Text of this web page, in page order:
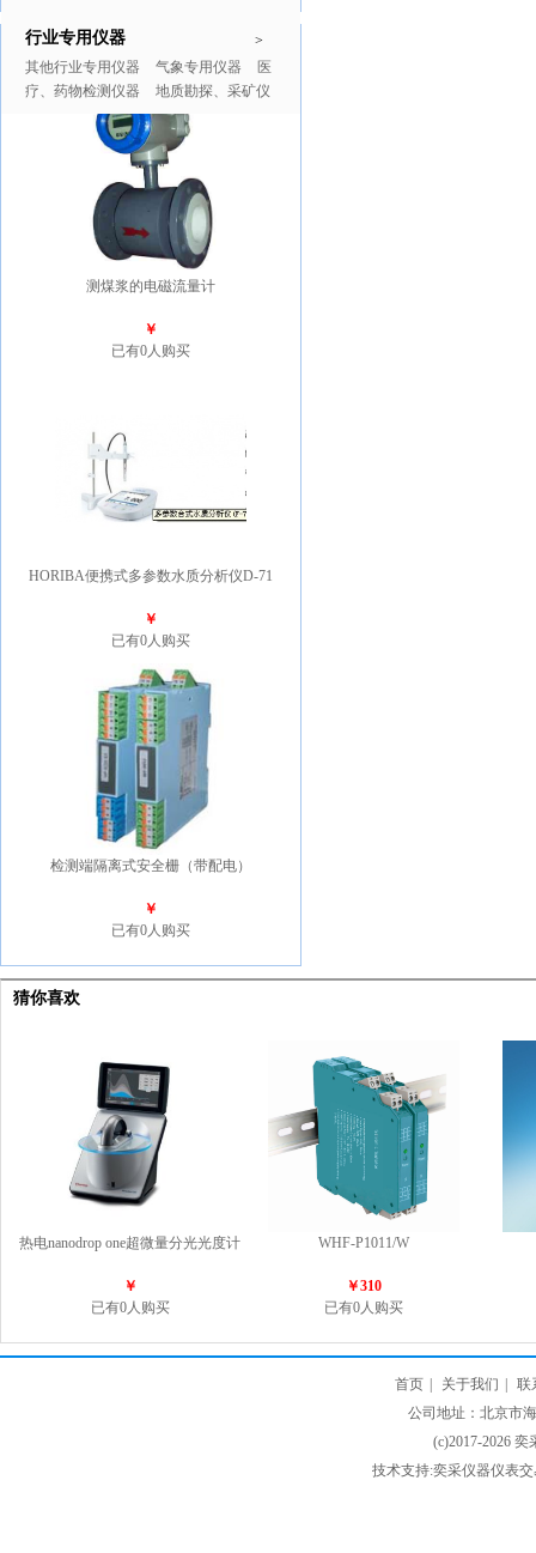
>
行业专用仪器
其他行业专用仪器 气象专用仪器
医
疗、药物检测仪器
地质勘探、采矿仪
推广商品 更多>>
测煤浆的电磁流量计
￥
已有0人购买
HORIBA便携式多参数水质分析仪D-71
￥
已有0人购买
检测端隔离式安全栅（带配电）
￥
已有0人购买
猜你喜欢
热电nanodrop one超微量分光光度计
￥
已有0人购买
WHF-P1011/W
￥310
已有0人购买
首页 关于我们
联
公司地址：北京市
(c)2017-2026
技术支持:奕采仪器仪表